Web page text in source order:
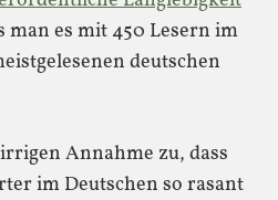
es mit 450 Lesern im
deutschen
Annahme zu, dass
im Deutschen so rasant